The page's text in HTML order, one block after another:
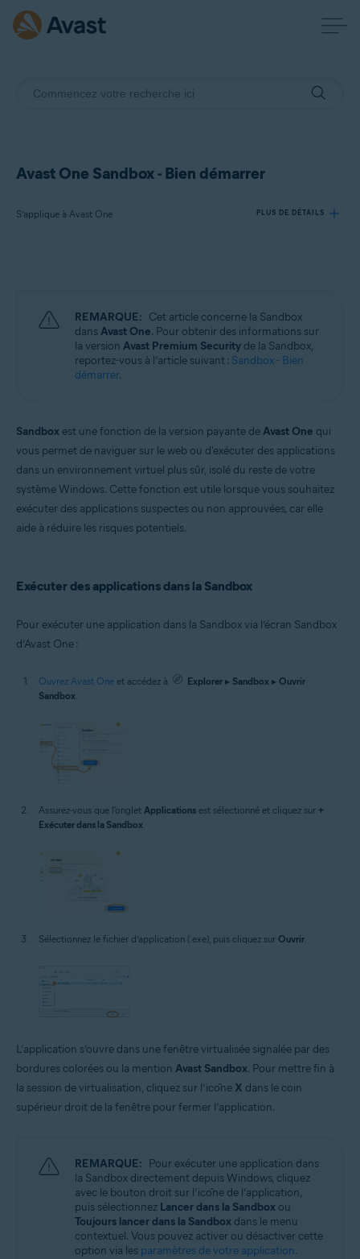
Avast One Sandbox - Bien démarrer
S’applique à Avast One PLUS DE DÉTAILS
Systèmes d'exploitation:
REMARQUE: Cet article concerne la Sandbox
dansAvast One. Pour obtenir des informations sur
la version Avast Premium Security de la Sandbox,
reportez-vous à l’article suivant : Sandbox - Bien
démarrer.
Sandbox est une fonction de la version payante deAvast One qui
vous permet de naviguer sur le web ou d'exécuter des applications
dans un environnement virtuel plus sûr, isolé du reste de votre
système Windows. Cette fonction est utile lorsque vous souhaitez
exécuter des applications suspectes ou non approuvées, car elle
aide à réduire les risques potentiels.
Exécuter des applications dans la Sandbox
Pour exécuter une application dans la Sandbox via l’écran Sandbox
d’Avast One :
Ouvrez Avast One et accédez à Explorer ▸ Sandbox ▸ Ouvrir
Sandbox.
Assurez-vous que l'onglet Applications est sélectionné et cliquez sur +
Exécuter dans la Sandbox.
Sélectionnez le fichier d’application (.exe), puis cliquez sur Ouvrir.
L’application s’ouvre dans une fenêtre virtualisée signalée par des
bordures colorées ou la mention Avast Sandbox. Pour mettre fin à
la session de virtualisation, cliquez sur l’icône X dans le coin
supérieur droit de la fenêtre pour fermer l’application.
REMARQUE: Pour exécuter une application dans
la Sandbox directement depuis Windows, cliquez
avec le bouton droit sur l’icône de l’application,
puis sélectionnez Lancer dans la Sandbox ou
Toujours lancer dans la Sandbox dans le menu
contextuel. Vous pouvez activer ou désactiver cette
option via les paramètres de votre application.